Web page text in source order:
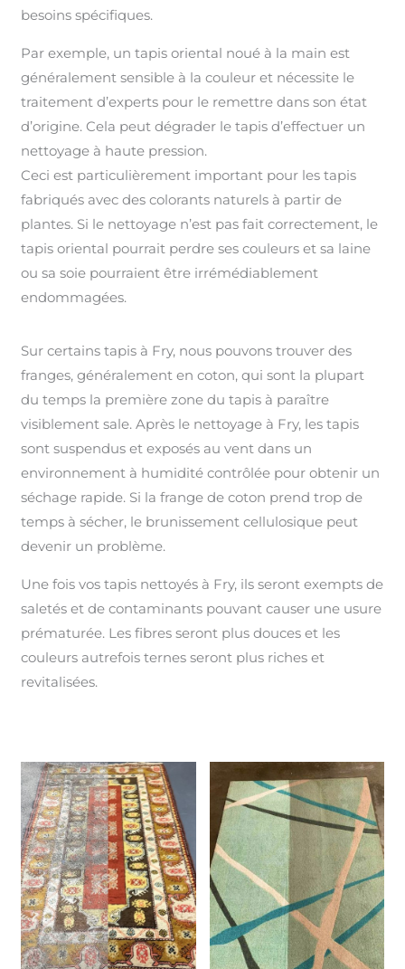
besoins spécifiques.
Par exemple, un tapis oriental noué à la main est
généralement sensible à la couleur et nécessite le
traitement d’experts pour le remettre dans son état
d’origine. Cela peut dégrader le tapis d’effectuer un
nettoyage à haute pression.
Ceci est particulièrement important pour les tapis
fabriqués avec des colorants naturels à partir de
plantes. Si le nettoyage n’est pas fait correctement, le
tapis oriental pourrait perdre ses couleurs et sa laine
ou sa soie pourraient être irrémédiablement
endommagées.
Sur certains tapis à Fry, nous pouvons trouver des
franges, généralement en coton, qui sont la plupart
du temps la première zone du tapis à paraître
visiblement sale. Après le nettoyage à Fry, les tapis
sont suspendus et exposés au vent dans un
environnement à humidité contrôlée pour obtenir un
séchage rapide. Si la frange de coton prend trop de
temps à sécher, le brunissement cellulosique peut
devenir un problème.
Une fois vos tapis nettoyés à Fry, ils seront exempts de
saletés et de contaminants pouvant causer une usure
prématurée. Les fibres seront plus douces et les
couleurs autrefois ternes seront plus riches et
revitalisées.